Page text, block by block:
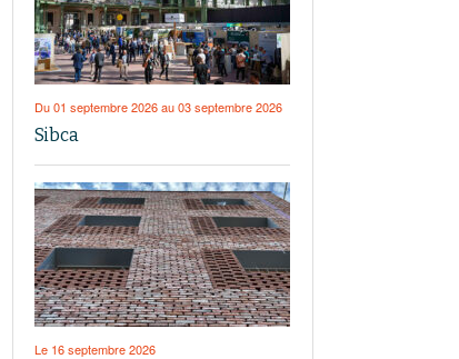
Du 01 septembre 2026 au 03 septembre 2026
Sibca
Le 16 septembre 2026